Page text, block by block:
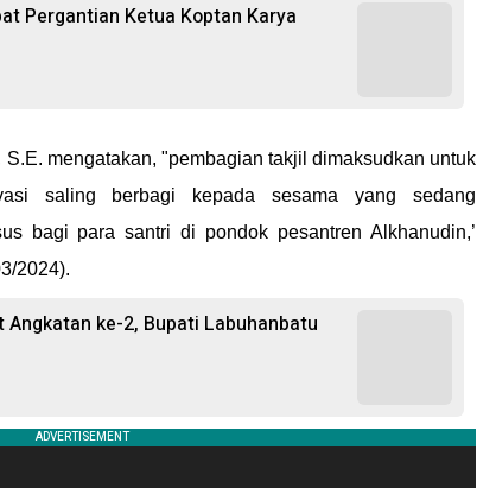
Pergantian Ketua Koptan Karya
mengatakan, "pembagian takjil dimaksudkan untuk
saling berbagi kepada sesama yang sedang
bagi para santri di pondok pesantren Alkhanudin,’
2024).
ke-2, Bupati Labuhanbatu